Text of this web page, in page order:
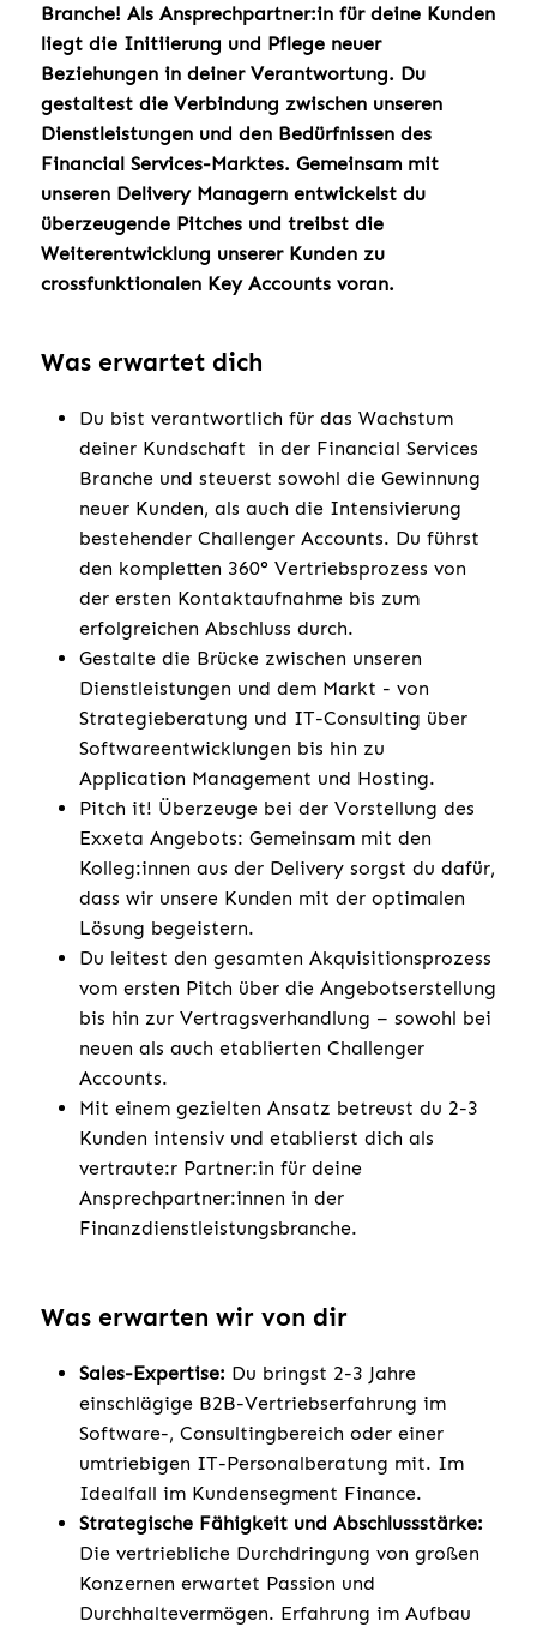
Branche! Als Ansprechpartner:in für deine Kunden
liegt die Initiierung und Pflege neuer
Beziehungen in deiner Verantwortung. Du
gestaltest die Verbindung zwischen unseren
Dienstleistungen und den Bedürfnissen des
Financial Services-Marktes. Gemeinsam mit
unseren Delivery Managern entwickelst du
überzeugende Pitches und treibst die
Weiterentwicklung unserer Kunden zu
crossfunktionalen Key Accounts voran.
Was erwartet dich
Du bist verantwortlich für das Wachstum
deiner Kundschaft in der Financial Services
Branche und steuerst sowohl die Gewinnung
neuer Kunden, als auch die Intensivierung
bestehender Challenger Accounts. Du führst
den kompletten 360° Vertriebsprozess von
der ersten Kontaktaufnahme bis zum
erfolgreichen Abschluss durch.
Gestalte die Brücke zwischen unseren
Dienstleistungen und dem Markt - von
Strategieberatung und IT-Consulting über
Softwareentwicklungen bis hin zu
Application Management und Hosting.
Pitch it! Überzeuge bei der Vorstellung des
Exxeta Angebots: Gemeinsam mit den
Kolleg:innen aus der Delivery sorgst du dafür,
dass wir unsere Kunden mit der optimalen
Lösung begeistern.
Du leitest den gesamten Akquisitionsprozess
vom ersten Pitch über die Angebotserstellung
bis hin zur Vertragsverhandlung – sowohl bei
neuen als auch etablierten Challenger
Accounts.
Mit einem gezielten Ansatz betreust du 2-3
Kunden intensiv und etablierst dich als
vertraute:r Partner:in für deine
Ansprechpartner:innen in der
Finanzdienstleistungsbranche.
Was erwarten wir von dir
Sales-Expertise: Du bringst 2-3 Jahre
einschlägige B2B-Vertriebserfahrung im
Software-, Consultingbereich oder einer
umtriebigen IT-Personalberatung mit. Im
Idealfall im Kundensegment Finance.
Strategische Fähigkeit und Abschlussstärke:
Die vertriebliche Durchdringung von großen
Konzernen erwartet Passion und
Durchhaltevermögen. Erfahrung im Aufbau